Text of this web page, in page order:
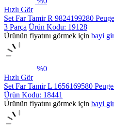
Hızlı Gör
Set Far Tamir R 9824199280
3 Parça Ürün Kodu: 19128
Ürünün fiyatını görmek için bayi
%0
Hızlı Gör
Set Far Tamir L 1656169580
Ürün Kodu: 18441
Ürünün fiyatını görmek için bayi